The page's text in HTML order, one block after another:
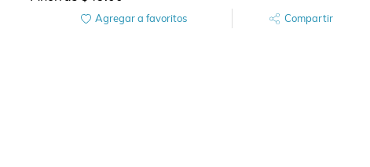
Agregar a favoritos Compartir